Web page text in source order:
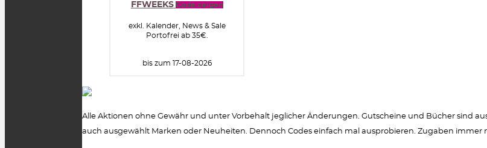
FFWEEKS Code zeigen
exkl. Kalender, News & Sale
Portofrei ab 35€.
bis zum 17-08-2026
Alle Aktionen ohne Gewähr und unter Vorbehalt jeglicher Änderungen. Gutscheine und Bücher sind
auch ausgewählt Marken oder Neuheiten. Dennoch Codes einfach mal ausprobieren. Zugaben immer